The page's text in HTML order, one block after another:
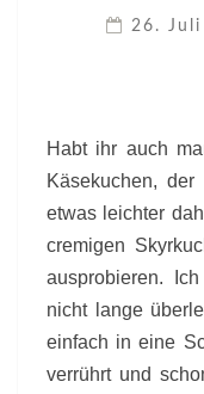
26.
Habt ihr auch
Käsekuchen,
etwas leichter
cremigen
ausprobieren.
nicht lange
einfach in eine
verrührt und